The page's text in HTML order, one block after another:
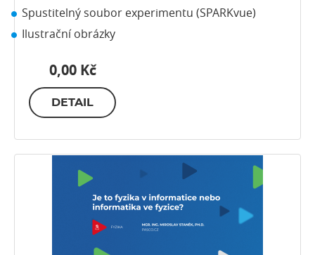
Spustitelný soubor experimentu (SPARKvue)
Ilustrační obrázky
0,00 Kč
DETAIL